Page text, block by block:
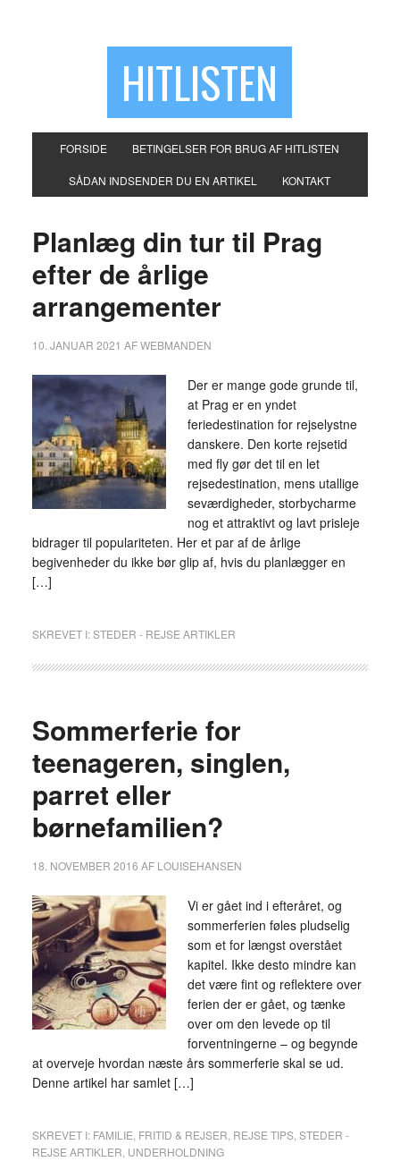
HITLISTEN
FORSIDE BETINGELSER FOR BRUG AF HITLISTEN
SÅDAN INDSENDER DU EN ARTIKEL KONTAKT
Planlæg din tur til Prag
efter de årlige
arrangementer
10. JANUAR 2021 AFWEBMANDEN
Der er mange gode grunde til,
at Prag er en yndet
feriedestination for rejselystne
danskere. Den korte rejsetid
med fly gør det til en let
rejsedestination, mens utallige
seværdigheder, storbycharme
nog et attraktivt og lavt prisleje
bidrager til populariteten. Her et par af de årlige
begivenheder du ikke bør glip af, hvis du planlægger en
[…]
SKREVET I:STEDER - REJSE ARTIKLER
Sommerferie for
teenageren, singlen,
parret eller
børnefamilien?
18. NOVEMBER 2016 AF LOUISEHANSEN
Vi er gået ind i efteråret, og
sommerferien føles pludselig
som et for længst overstået
kapitel. Ikke desto mindre kan
det være fint og reflektere over
ferien der er gået, og tænke
over om den levede op til
forventningerne – og begynde
at overveje hvordan næste års sommerferie skal se ud.
Denne artikel har samlet […]
SKREVET I: FAMILIE FRITID & REJSER REJSE TIPS, STEDER -
REJSE ARTIKLER UNDERHOLDNING